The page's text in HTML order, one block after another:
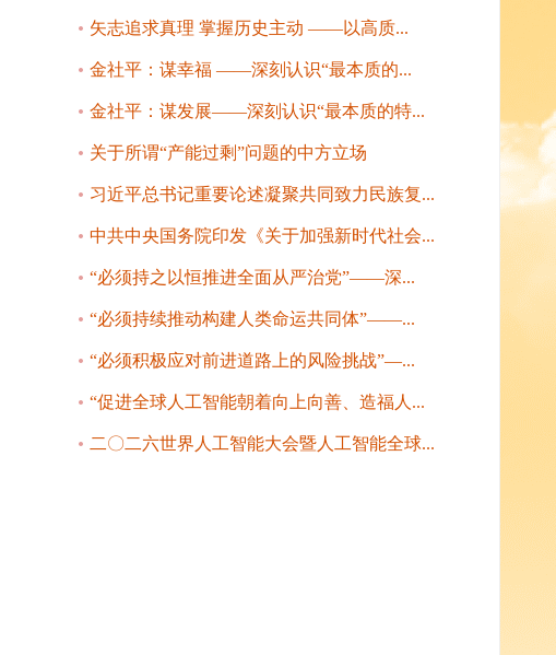
矢志追求真理 掌握历史主动 ——以高质...
金社平：谋幸福 ——深刻认识“最本质的...
金社平：谋发展——深刻认识“最本质的特...
关于所谓“产能过剩”问题的中方立场
习近平总书记重要论述凝聚共同致力民族复...
中共中央国务院印发《关于加强新时代社会...
“必须持之以恒推进全面从严治党”——深...
“必须持续推动构建人类命运共同体”——...
“必须积极应对前进道路上的风险挑战”—...
“促进全球人工智能朝着向上向善、造福人...
二〇二六世界人工智能大会暨人工智能全球...